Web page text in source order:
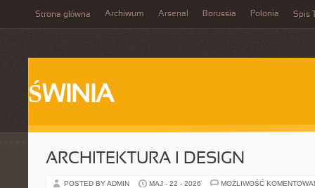
Strona główna Archiwum Arsenal Borussia Polonia Spis
ŚWINIA
ARCHITEKTURA I DESIGN
POSTED BY ADMIN MAJ - 22 - 2026 MOŻLIWOŚĆ